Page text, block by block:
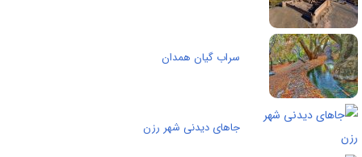
سراب گیان همدان
جاهای دیدنی شهر رزن